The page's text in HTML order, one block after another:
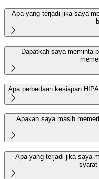
Apa yang terjadi jika saya

Dapatkah saya meminta

Apa perbedaan kesiapan

Apakah saya masih

Apa yang terjadi jika saya
syarat
